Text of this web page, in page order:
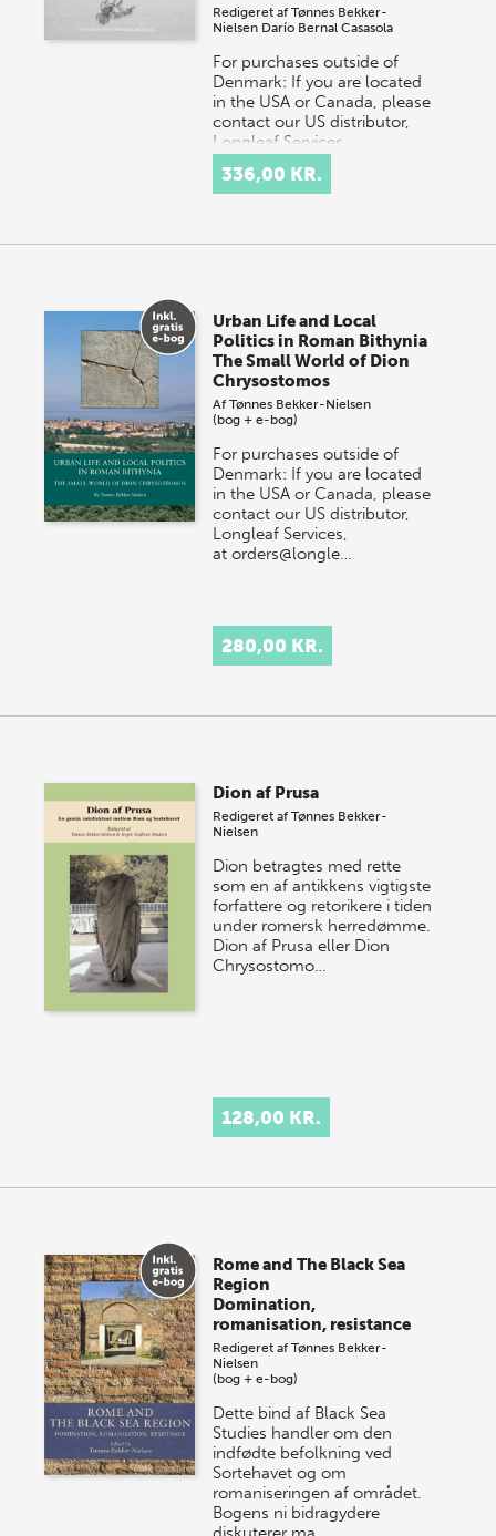
Redigeret afTønnes Bekker-
Nielsen Darío Bernal Casasola
For purchases outside of
Denmark: If you are located
in the USA or Canada, please
contact our US distributor,
Longleaf Services,
336,00 KR.
Urban Life and Local
Politics in Roman Bithynia
The Small World of Dion
Chrysostomos
AfTønnes Bekker-Nielsen
(bog + e-bog)
For purchases outside of
Denmark: If you are located
in the USA or Canada, please
contact our US distributor,
Longleaf Services,
at orders@longle…
280,00 KR.
Dion af Prusa
Redigeret afTønnes Bekker-
Nielsen
Dion betragtes med rette
som en af antikkens vigtigste
forfattere og retorikere i tiden
under romersk herredømme.
Dion af Prusa eller Dion
Chrysostomo…
128,00 KR.
Rome and The Black Sea
Region
Domination,
romanisation, resistance
Redigeret afTønnes Bekker-
Nielsen
(bog + e-bog)
Dette bind af Black Sea
Studies handler om den
indfødte befolkning ved
Sortehavet og om
romaniseringen af området.
Bogens ni bidragydere